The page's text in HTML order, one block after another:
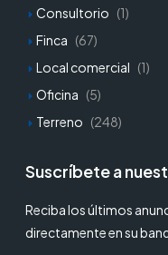
Consultorio (1)
Finca (67)
Local comercial (1)
Oficina (5)
Terreno (248)
Suscríbete a
Reciba los últimos
directamente en su